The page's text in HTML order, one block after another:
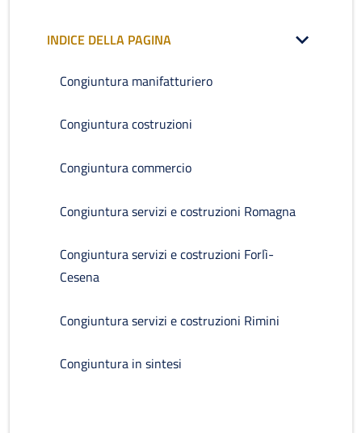
INDICE DELLA PAGINA
Congiuntura manifatturiero
Congiuntura costruzioni
Congiuntura commercio
Congiuntura servizi e costruzioni Romagna
Congiuntura servizi e costruzioni Forlì-
Cesena
Congiuntura servizi e costruzioni Rimini
Congiuntura in sintesi